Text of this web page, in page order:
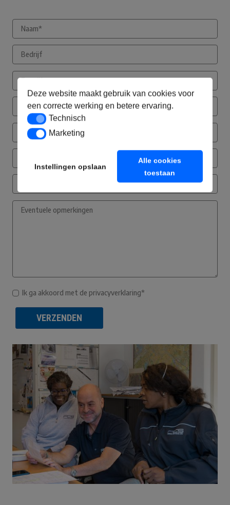
Deze website maakt gebruik van cookies voor
een correcte werking en betere ervaring.
TechnischTechnisch
MarketingMarketing
Instellingen opslaan
Alle cookies
toestaan
Ik ga akkoord met de privacyverklaring*
VERZENDEN